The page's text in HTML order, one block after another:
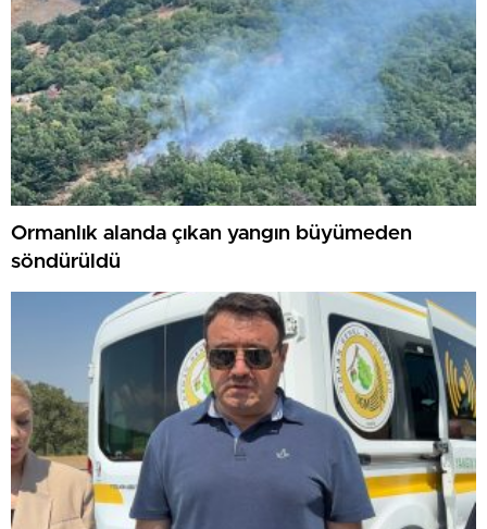
Ormanlık alanda çıkan yangın büyümeden
söndürüldü